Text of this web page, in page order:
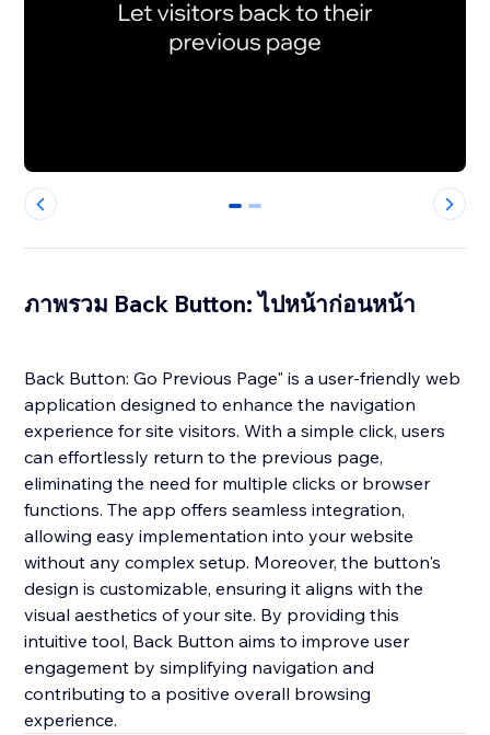
0 1
ภาพรวม Back Button: ไปหน้าก่อนหน้า
Back Button: Go Previous Page" is a user-friendly web
application designed to enhance the navigation
experience for site visitors. With a simple click, users
can effortlessly return to the previous page,
eliminating the need for multiple clicks or browser
functions. The app offers seamless integration,
allowing easy implementation into your website
without any complex setup. Moreover, the button's
design is customizable, ensuring it aligns with the
visual aesthetics of your site. By providing this
intuitive tool, Back Button aims to improve user
engagement by simplifying navigation and
contributing to a positive overall browsing
experience.